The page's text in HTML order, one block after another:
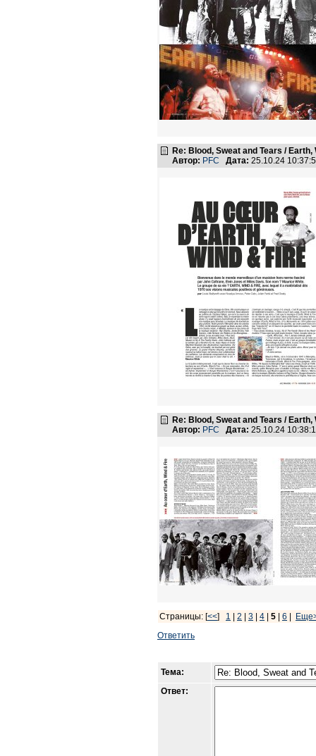
Re: Blood, Sweat and Tears / Earth,
Автор: PFC Дата: 25.10.24
Re: Blood, Sweat and Tears / Earth,
Автор: PFC Дата: 25.10.24
Страницы: [<<] 1 2 3 4 5 6
Ответить
Тема:
Ответ: